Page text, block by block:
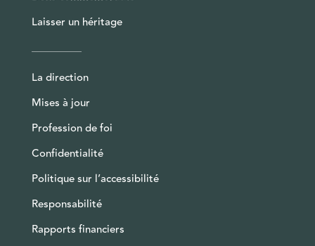
Laisser un héritage
La direction
Mises à jour
Profession de foi
Confidentialité
Politique sur l’accessibilité
Responsabilité
Rapports financiers